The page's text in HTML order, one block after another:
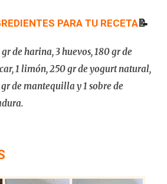
PARA TU RECETA📝
de harina, 3 huevos, 180 gr de
1 limón, 250 gr de yogurt natural,
gr de mantequilla y 1 sobre de